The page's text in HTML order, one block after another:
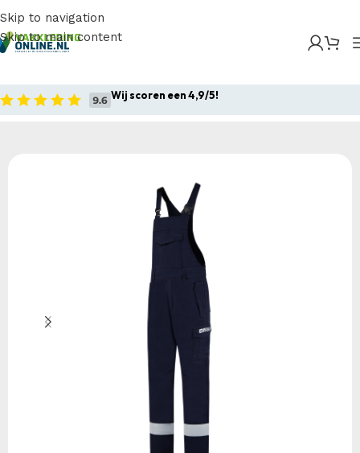
Skip to navigation
Skip to main content
Wij scoren een 4,9/5!
Overalls/Tricorp – Amerikaanse Overall Multinorm